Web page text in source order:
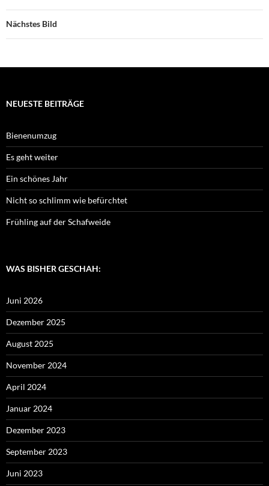
Nächstes Bild
NEUESTE BEITRÄGE
Bienenumzug
Es geht weiter
Ein schönes Jahr
Nicht so schlimm wie befürchtet
Frühling auf der Schafweide
WAS BISHER GESCHAH:
Juni 2026
Dezember 2025
August 2025
November 2024
April 2024
Januar 2024
Dezember 2023
September 2023
Juni 2023